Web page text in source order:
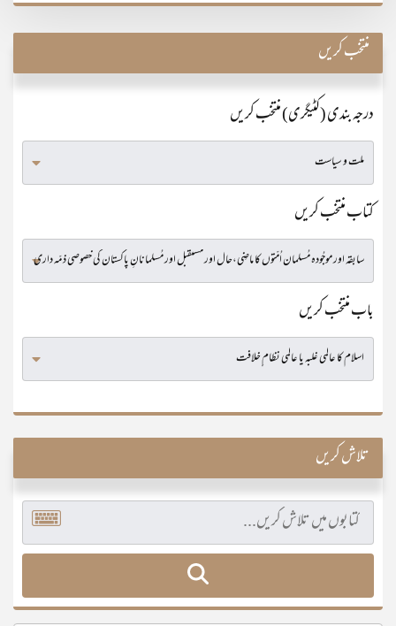
منتخب کریں
درجہ بندی (کٹیگری) منتخب کریں
کتاب منتخب کریں
باب منتخب کریں
تلاش کریں